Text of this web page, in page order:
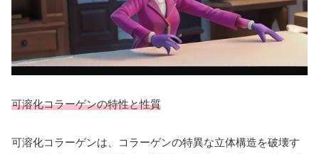
可溶化コラーゲンの特性と性質
可溶化コラーゲンは、コラーゲンの特異な立体構造を破壊す